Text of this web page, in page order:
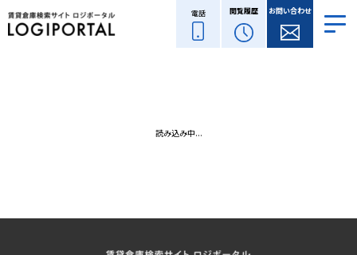
電話 閲覧履歴 お問い合わせ
読み込み中...